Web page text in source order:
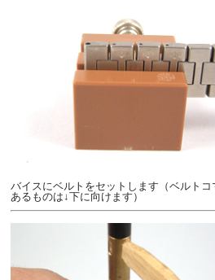
バイスにベルトをセットします（ベルトコ
あるものは↓下に向けます）